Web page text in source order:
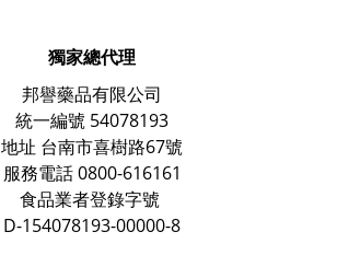
獨家總代理
邦譽藥品有限公司
統一編號 54078193
地址 台南市喜樹路67號
服務電話 0800-616161
食品業者登錄字號
D-154078193-00000-8